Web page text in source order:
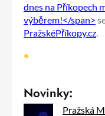
dnes na Příkopech
výběrem!</span>
PražskéPříkopy.cz
•
Novinky:
Pražská